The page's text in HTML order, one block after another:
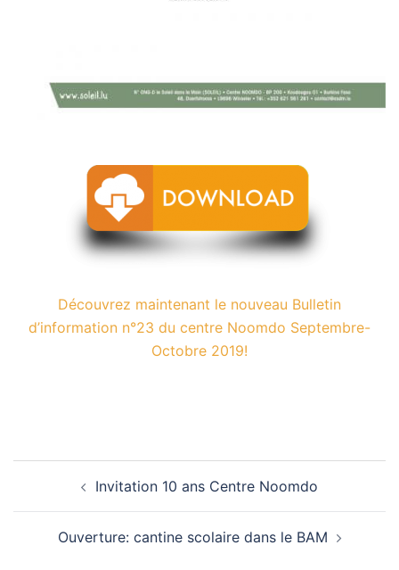
Découvrez maintenant le nouveau Bulletin
d’information n°23 du centre Noomdo Septembre-
Octobre 2019!
d’article Invitation 10 ans Centre Noomdo
Ouverture: cantine scolaire dans le BAM